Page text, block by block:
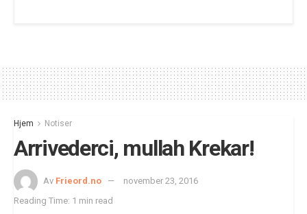
Hjem Notiser
Arrivederci, mullah Krekar!
Av Frieord.no
november 23, 2016
Reading Time: 1 min read